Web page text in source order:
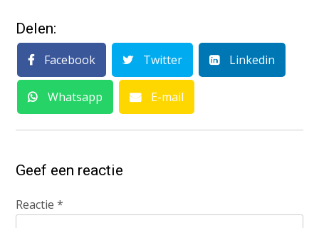
Delen:
Facebook Twitter Linkedin
Whatsapp E-mail
Geef een reactie
Reactie*